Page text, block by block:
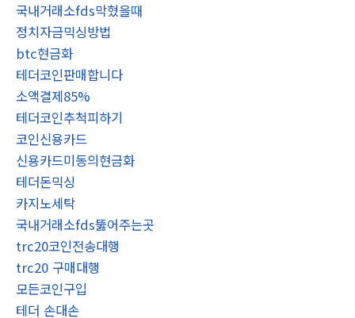
국내거래소fds막혔을때
정치자금믹싱방법
btc현금화
테더코인판매합니다
소액결제85%
테더코인추척피하기
코인신용카드
신용카드미동의현금화
테더돈믹싱
카지노세탁
국내거래소fds뚫어주는곳
trc20코인전송대행
trc20 구매대행
모든코인구입
테더 손대손